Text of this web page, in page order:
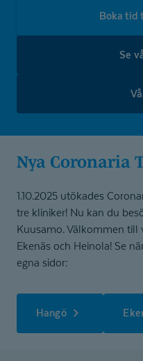
Boka
Se
Nya
1.10.2025 utökades
tre kliniker! Nu kan du
Kuusamo. Välkommen till
Ekenäs och Heinola! Se
egna sidor:
Hangö